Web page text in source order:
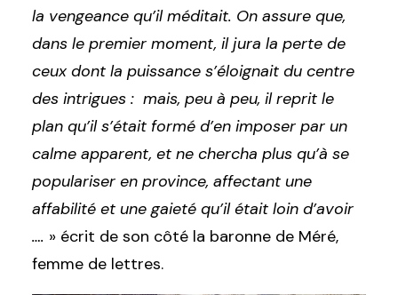
la vengeance qu’il méditait. On assure que,
dans le premier moment, il jura la perte de
ceux dont la puissance s’éloignait du centre
des intrigues : mais, peu à peu, il reprit le
plan qu’il s’était formé d’en imposer par un
calme apparent, et ne chercha plus qu’à se
populariser en province, affectant une
affabilité et une gaieté qu’il était loin d’avoir
…. » écrit de son côté la baronne de Méré,
femme de lettres.